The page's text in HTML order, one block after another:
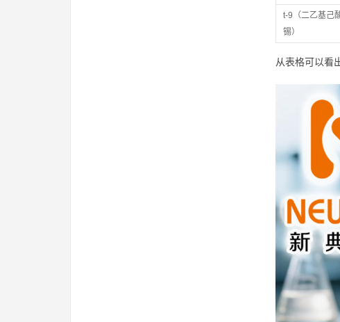
t-9（二乙基己
锡）
从表格可以看